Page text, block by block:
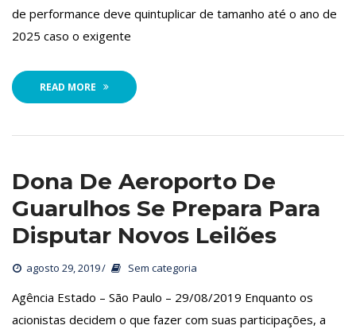
de performance deve quintuplicar de tamanho até o ano de
2025 caso o exigente
READ MORE
Dona De Aeroporto De
Guarulhos Se Prepara Para
Disputar Novos Leilõe
agosto 29, 2019 Sem categoria
Agência Estado – São Paulo – 29/08/2019 Enquanto os
acionistas decidem o que fazer com suas participações, a